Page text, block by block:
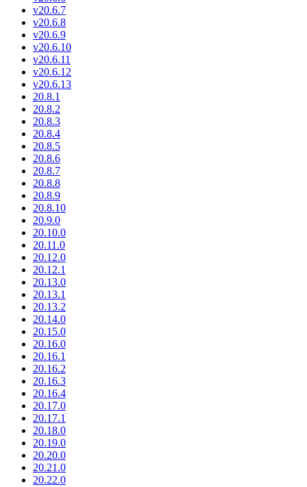
v20.6.7
v20.6.8
v20.6.9
v20.6.10
v20.6.11
v20.6.12
v20.6.13
20.8.1
20.8.2
20.8.3
20.8.4
20.8.5
20.8.6
20.8.7
20.8.8
20.8.9
20.8.10
20.9.0
20.10.0
20.11.0
20.12.0
20.12.1
20.13.0
20.13.1
20.13.2
20.14.0
20.15.0
20.16.0
20.16.1
20.16.2
20.16.3
20.16.4
20.17.0
20.17.1
20.18.0
20.19.0
20.20.0
20.21.0
20.22.0